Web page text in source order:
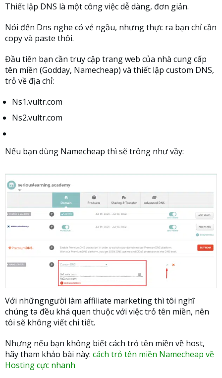
Thiết lập DNS là một công việc dễ dàng, đơn giản.
Nói đến Dns nghe có vẻ ngầu, nhưng thực ra bạn chỉ cần
copy và paste thôi.
Đầu tiên bạn cần truy cập trang web của nhà cung cấp
tên miền (Godday, Namecheap) và thiết lập custom DNS,
trỏ về địa chỉ:
Ns1.vultr.com
Ns2.vultr.com
Nếu bạn dùng Namecheap thì sẽ trông như vầy:
Với nhữngngười làm affiliate marketing thì tôi nghĩ
chúng ta đều khá quen thuộc với việc trỏ tên miền, nên
tôi sẽ không viết chi tiết.
Nhưng nếu bạn không biết cách trỏ tên miền về host,
hãy tham khảo bài này: cách trỏ tên miền Namecheap về
Hosting cực nhanh